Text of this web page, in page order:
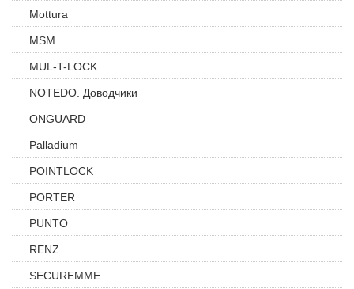
Mottura
MSM
MUL-T-LOCK
NOTEDO. Доводчики
ONGUARD
Palladium
POINTLOCK
PORTER
PUNTO
RENZ
SECUREMME